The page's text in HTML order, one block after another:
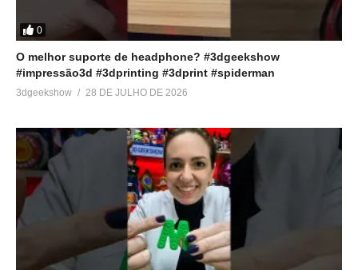
0
O melhor suporte de headphone? #3dgeekshow
#impressão3d #3dprinting #3dprint #spiderman
3dgeekshow 28 DE JULHO DE 2026